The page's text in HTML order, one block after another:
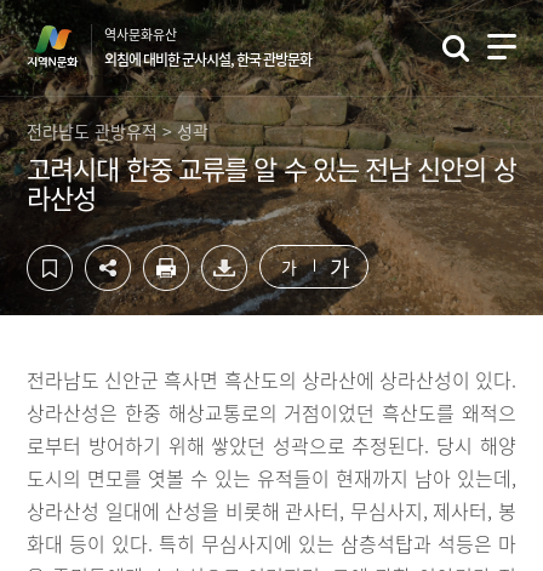
컨
텐
츠
영
역
바
로
가
하
단
영
역
바
로
가
기
역사문화유산
외침에 대비한 군사시설, 한국 관방문화
전라남도 관방유적 > 성곽
고려시대 한중 교류를 알 수 있는 전남 신안의 상
라산성
가 가
전라남도 신안군 흑사면 흑산도의 상라산에 상라산성이 있다.
상라산성은 한중 해상교통로의 거점이었던 흑산도를 왜적으
로부터 방어하기 위해 쌓았던 성곽으로 추정된다. 당시 해양
도시의 면모를 엿볼 수 있는 유적들이 현재까지 남아 있는데,
상라산성 일대에 산성을 비롯해 관사터, 무심사지, 제사터, 봉
화대 등이 있다. 특히 무심사지에 있는 삼층석탑과 석등은 마